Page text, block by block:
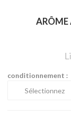
ARÔME
conditionnement :